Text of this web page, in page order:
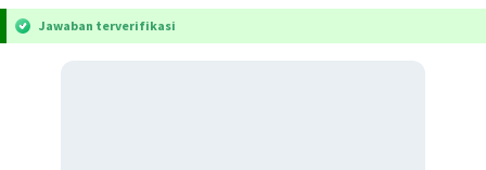
Jawaban terverifikasi